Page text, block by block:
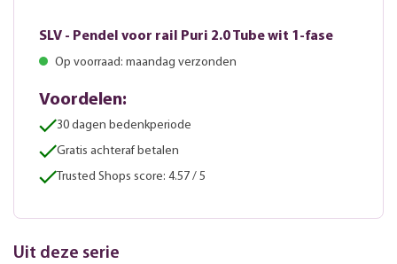
SLV - Pendel voor rail Puri 2.0 Tube wit 1-fase
Op voorraad: maandag verzonden
Voordelen:
30 dagen bedenkperiode
Gratis achteraf betalen
Trusted Shops score: 4.57 / 5
Uit deze serie